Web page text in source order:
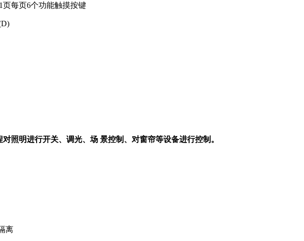
每页6个功能触摸按键
照明进行开关、调光、场 景控制、对窗帘等设备进行控制。
离